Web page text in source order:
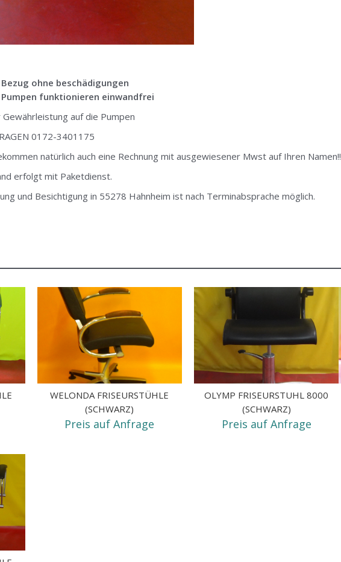
Bezug ohne beschädigungen
Pumpen funktionieren einwandfrei
Gewährleistung auf die Pumpen
0172-3401175
natürlich auch eine Rechnung mit ausgewiesener Mwst auf Ihren Namen!!
erfolgt mit Paketdienst.
und Besichtigung in 55278 Hahnheim ist nach Terminabsprache möglich.
WELONDA FRISEURSTÜHLE
(SCHWARZ)
Preis auf Anfrage
OLYMP FRISEURSTUHL 8000
(SCHWARZ)
Preis auf Anfrage